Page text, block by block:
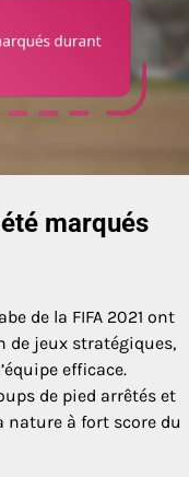
marqués
de la FIFA 2021 ont
de jeux stratégiques,
efficace.
de pied arrêtés et
nature à fort score du